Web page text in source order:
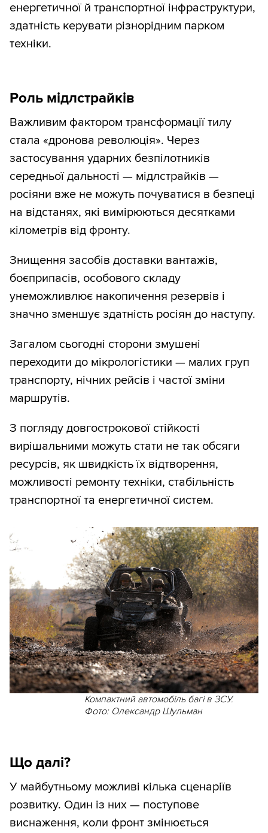
енергетичної й транспортної інфраструктури,
здатність керувати різнорідним парком
техніки.
Роль мідлстрайків
Важливим фактором трансформації тилу
стала «дронова революція». Через
застосування ударних безпілотників
середньої дальності — мідлстрайків —
росіяни вже не можуть почуватися в безпеці
на відстанях, які вимірюються десятками
кілометрів від фронту.
Знищення засобів доставки вантажів,
боєприпасів, особового складу
унеможливлює накопичення резервів і
значно зменшує здатність росіян до наступу.
Загалом сьогодні сторони змушені
переходити до мікрологістики — малих груп
транспорту, нічних рейсів і частої зміни
маршрутів.
З погляду довгострокової стійкості
вирішальними можуть стати не так обсяги
ресурсів, як швидкість їх відтворення,
можливості ремонту техніки, стабільність
транспортної та енергетичної систем.
Компактний автомобіль багі в ЗСУ.
Фото: Олександр Шульман
Що далі?
У майбутньому можливі кілька сценаріїв
розвитку. Один із них — поступове
виснаження, коли фронт змінюється